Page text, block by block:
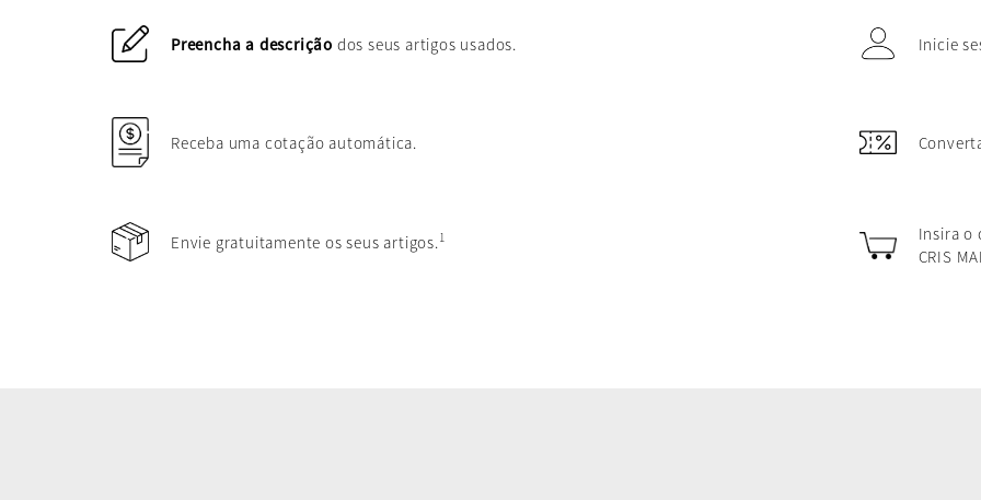
Preencha a descrição dos seus artigos usados.
Receba uma cotação automática.
Envie gratuitamente os seus artigos. 1
Inicie
Insira o
CRIS